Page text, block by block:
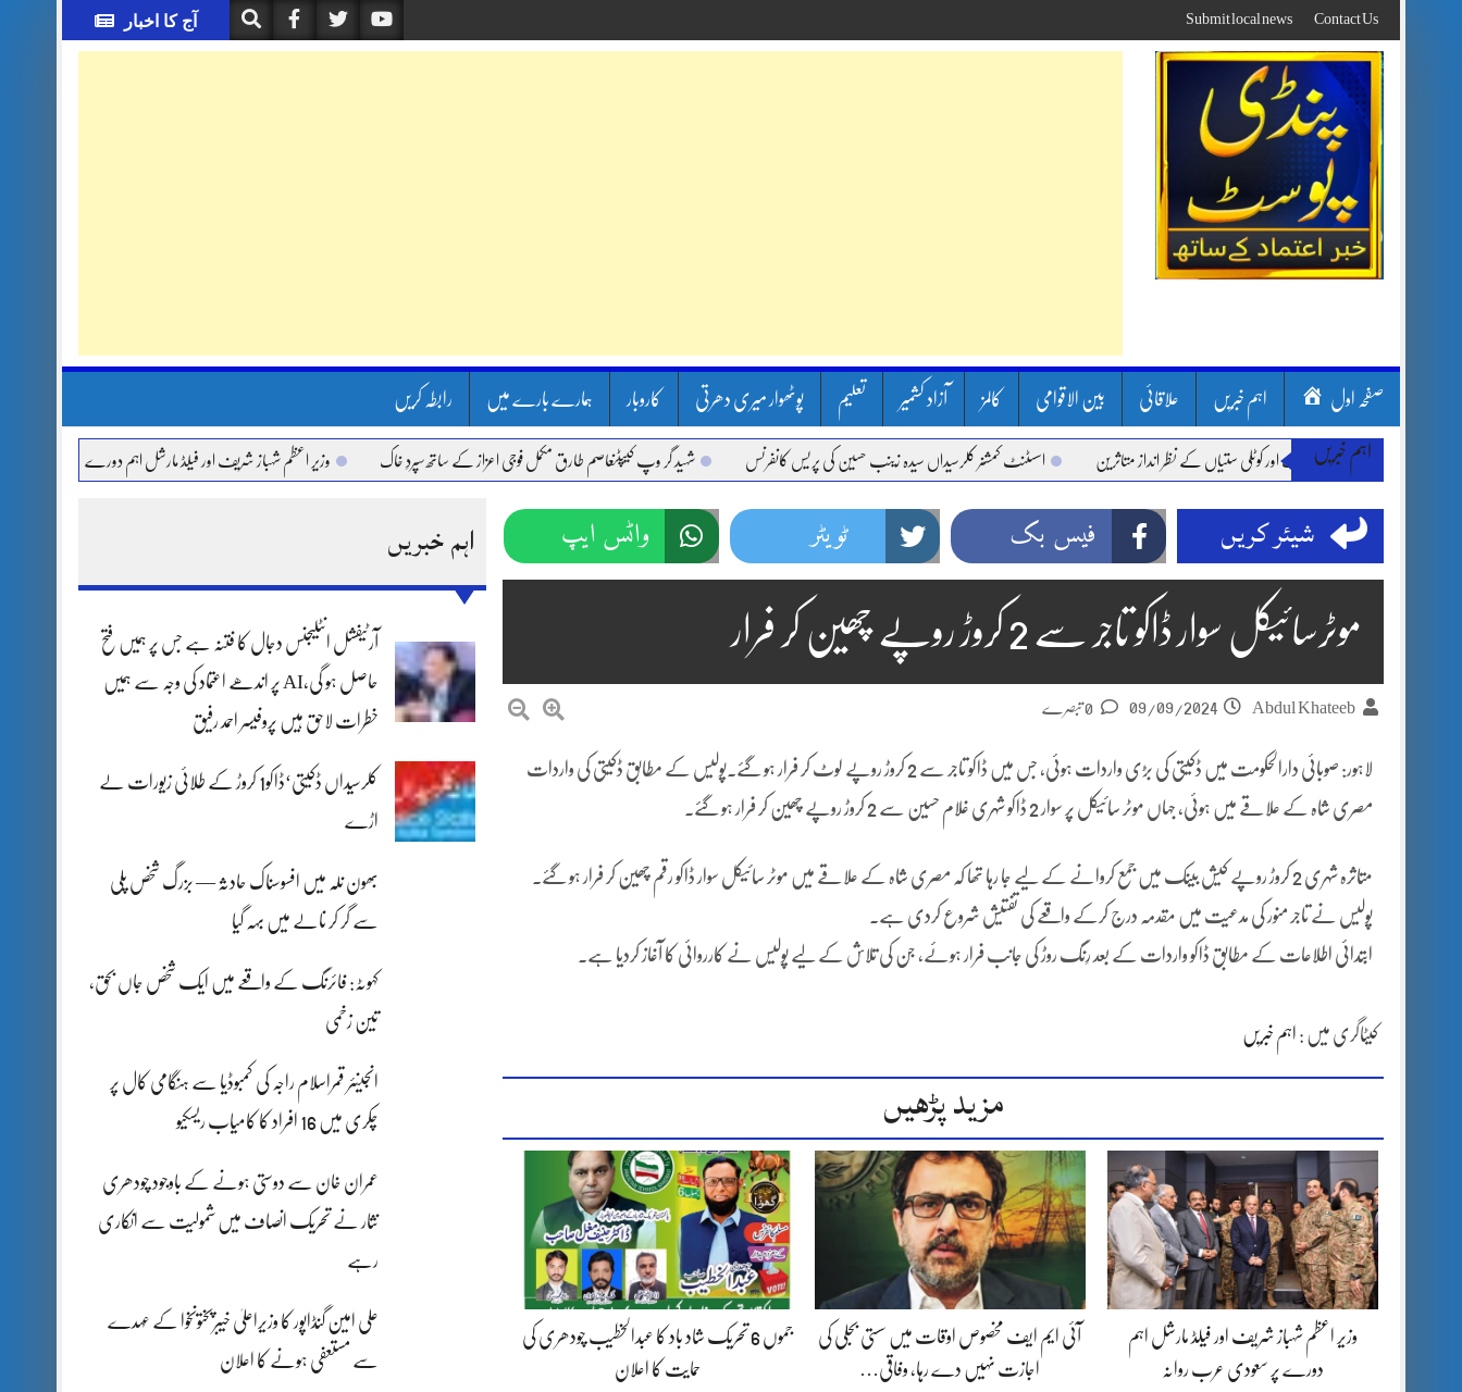
to
content
آج کا اخبار Contact Us
Submit local news
صفحہ اول اہم خبریں علاقائی بین الاقوامی کالمز آزاد کشمیر تعلیم پوٹھوار میری دھرتی کاروبار ہمارے بارے میں رابطہ کریں
اہم خبریں
بارشیں، لینڈ سلائیڈنگ اور کوٹلی ستیاں کے نظر انداز متاثرین اسسٹنٹ کمشنر کلرسیداں سیدہ زینب حسین کی پریس کانفرنس شہید گر وپ کیپٹنعاصم طارق مکمل فوجی اعزاز کے ساتھ سپردِ خاک وزیر اعظم شہباز شریف اور فیلڈ مارشل اہم دورے پر سعودی عرب روانہ
اہم خبریں
آرٹیفشل انٹلیجنس دجال کا فتنہ ہے جس پر ہمیں فتح
حاصل ہو گی،AI پر اندھے اعتماد کی وجہ سے ہمیں
خطرات لاحق ہیں پروفیسر احمد رفیق
کلرسیداں ڈکیتی‘ڈاکو1 کروڑ کے طلائی زیورات لے
اڑے
بھون نلہ میں افسوسناک حادثہ — بزرگ شخص پلی
سے گر کر نالے میں بہہ گیا
کہوٹہ: فائرنگ کے واقعے میں ایک شخص جاں بحق،
تین زخمی
انجینئر قمراسلام راجہ کی کمبوڈیا سے ہنگامی کال پر
چکری میں 16 افراد کا کامیاب ریسکیو
عمران خان سے دوستی ہونے کے باوجود چودھری
نثار نے تحریک انصاف میں شمولیت سے انکاری
رہے
علی امین گنڈاپور کا وزیراعلیٰ خیبرپختونخوا کے عہدے
سے مستعفی ہونے کا اعلان
شیئر کریں فیس بک ٹویٹر واٹس ایپ
موٹرسائیکل سوار ڈاکو تاجر سے 2 کروڑ روپے چھین کر فرار
Abdul Khateeb
09/09/2024
لاہور: صوبائی دارالحکومت میں ڈکیتی کی بڑی واردات ہوئی، جس میں ڈاکو تاجر سے 2 کروڑ روپے لوٹ کر فرار ہو گئے۔پولیس کے مطابق ڈکیتی کی واردات
مصری شاہ کے علاقے میں ہوئی، جہاں موٹر سائیکل پر سوار 2 ڈاکو شہری غلام حسین سے 2 کروڑ روپے چھین کر فرار ہو گئے۔
متاثرہ شہری 2 کروڑ روپے کیش بینک میں جمع کروانے کے لیے جا رہا تھا کہ مصری شاہ کے علاقے میں موٹر سائیکل سوار ڈاکو رقم چھین کر فرار ہو گئے۔
پولیس نے تاجر منور کی مدعیت میں مقدمہ درج کرکے واقعے کی تفتیش شروع کردی ہے۔
ابتدائی اطلاعات کے مطابق ڈاکو واردات کے بعد رِنگ روڑ کی جانب فرار ہوئے، جن کی تلاش کے لیے پولیس نے کارروائی کا آغاز کردیا ہے۔
کیٹاگری میں : اہم خبریں
مزید پڑھیں
وزیر اعظم شہباز شریف اور فیلڈ مارشل اہم
دورے پر سعودی عرب روانہ
آئی ایم ایف مخصوص اوقات میں سستی بجلی کی
اجازت نہیں دے رہا، وفاقی…
جموں 6 تحریک شاد باد کا عبدالخطیب چودھری کی
حمایت کا اعلان